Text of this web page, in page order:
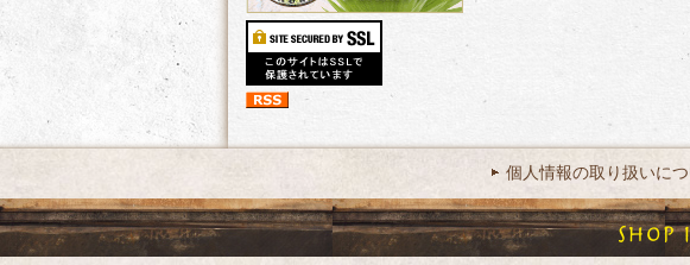
個人情報の取り扱いに